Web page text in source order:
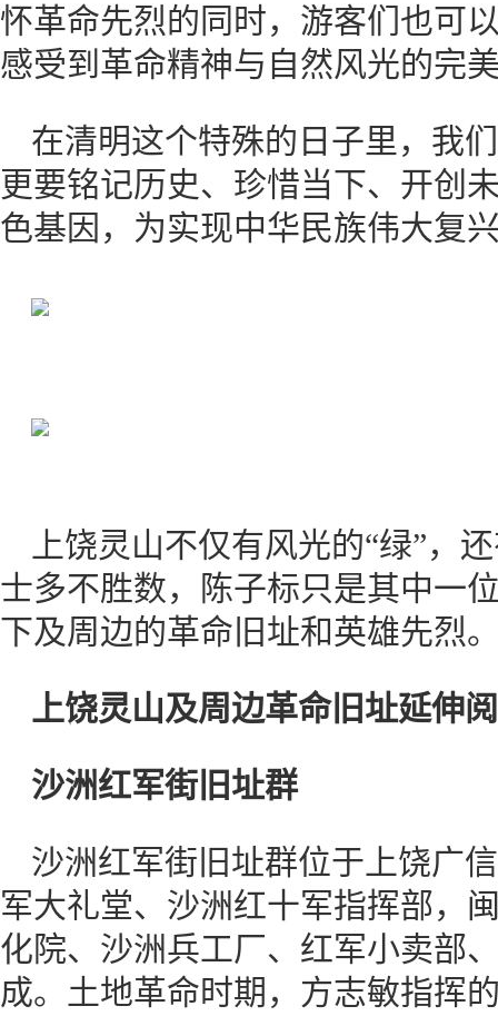
怀革命先烈的同时，游客们也可
感受到革命精神与自然风光的完
在清明这个特殊的日子里，我
更要铭记历史、珍惜当下、开创
色基因，为实现中华民族伟大复
上饶灵山不仅有风光的“绿”，
士多不胜数，陈子标只是其中一
下及周边的革命旧址和英雄先烈
上饶灵山及周边革命旧址延伸
沙洲红军街旧址群
沙洲红军街旧址群位于上饶广
军大礼堂、沙洲红十军指挥部，
化院、沙洲兵工厂、红军小卖部
成。土地革命时期，方志敏指挥